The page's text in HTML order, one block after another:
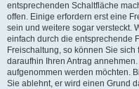
entsprechenden Schaltfläche
offen. Einige erfordern erst eine
sein und weitere sogar versteckt.
einfach durch die entsprechende
Freischaltung, so können Sie
daraufhin Ihren Antrag
aufgenommen werden möchten.
Sie ablehnt, er wird einen Grund